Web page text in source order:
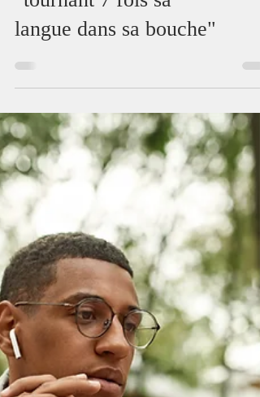
Communiquer...en
"tournant 7 fois sa
langue dans sa bouche"